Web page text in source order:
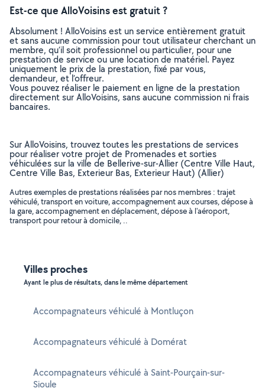
Est-ce que AlloVoisins est gratuit ?
Absolument ! AlloVoisins est un service entièrement gratuit
et sans aucune commission pour tout utilisateur cherchant un
membre, qu’il soit professionnel ou particulier, pour une
prestation de service ou une location de matériel. Payez
uniquement le prix de la prestation, fixé par vous,
demandeur, et l’offreur.
Vous pouvez réaliser le paiement en ligne de la prestation
directement sur AlloVoisins, sans aucune commission ni frais
bancaires.
Sur AlloVoisins, trouvez toutes les prestations de services
pour réaliser votre projet de Promenades et sorties
véhiculées sur la ville de Bellerive-sur-Allier (Centre Ville Haut,
Centre Ville Bas, Exterieur Bas, Exterieur Haut) (Allier)
Autres exemples de prestations réalisées par nos membres : trajet
véhiculé, transport en voiture, accompagnement aux courses, dépose à
la gare, accompagnement en déplacement, dépose à l'aéroport,
transport pour retour à domicile, ..
Villes proches
Ayant le plus de résultats, dans le même département
Accompagnateurs véhiculé à Montluçon
Accompagnateurs véhiculé à Domérat
Accompagnateurs véhiculé à Saint-Pourçain-sur-
Sioule